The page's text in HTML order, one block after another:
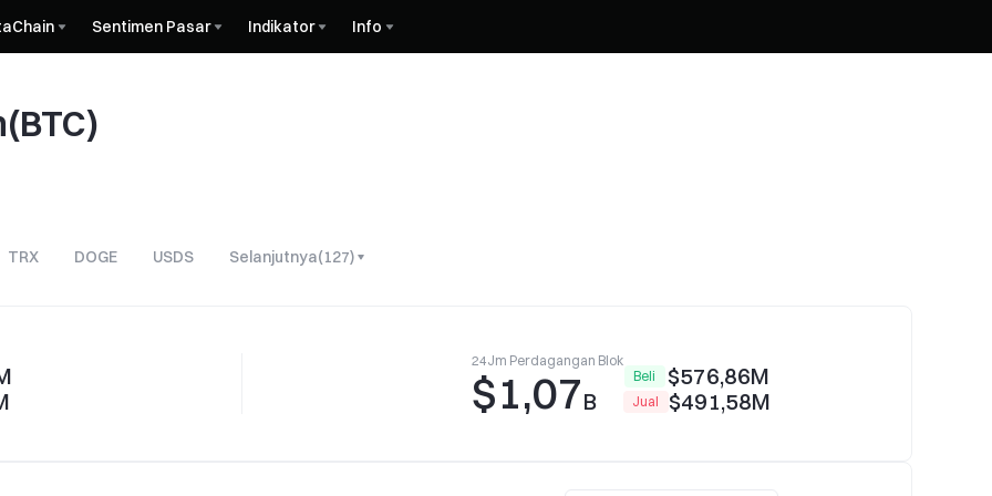
Sentimen Pasar Indikator Info
TRX DOGE USDS Selanjutnya(127)
24Jm Perdagangan Blok
$1,07B
Beli $576,86M
Jual $491,58M